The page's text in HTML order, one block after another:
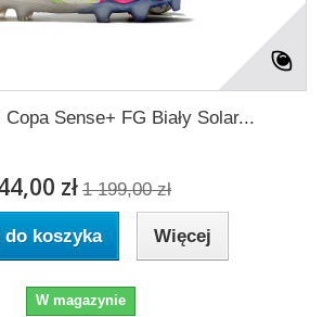
Sense+ FG Biały Solar...
zł 1 199,00 zł
do koszyka Więcej
W magazynie